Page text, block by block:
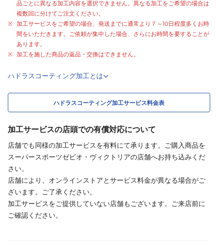
品ごとに異なる加工内容を選択できません。異なる加工をご希望の場合は
複数回に分けてご注文ください。
加工サービスをご希望の場合、発送までに通常より ７～10日程度多くお時
間をいただきます。ご依頼が集中した場合、さらにお時間を要することが
あります。
加工を施した商品の返品・交換はできません。
ハドラスコーティング加工とは
ハドラスコーティング加工サービス料金表
加工サービスの店頭での有償対応について
店舗でも同様の加工サービスを有料にて承ります。ご購入商品を
スーパースポーツゼビオ・ヴィクトリアの店舗へお持ち込みくだ
さい。
店舗により、オンラインストアとサービス料金が異なる場合がご
ざいます。ご了承ください。
加工サービスをご提供していない店舗もございます。ご来店前に
ご確認ください。